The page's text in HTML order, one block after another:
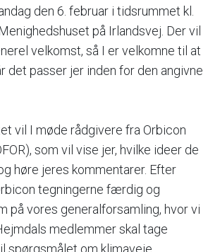
den 6. februar i tidsrummet kl.
på Irlandsvej. Der vil
velkomst, så I er velkomne til at
det passer jer inden for den angivne
vil I møde rådgivere fra Orbicon
som vil vise jer, hvilke ideer de
høre jeres kommentarer. Efter
tegningerne færdig og
på vores generalforsamling, hvor vi
medlemmer skal tage
spørgsmålet om klimaveje.